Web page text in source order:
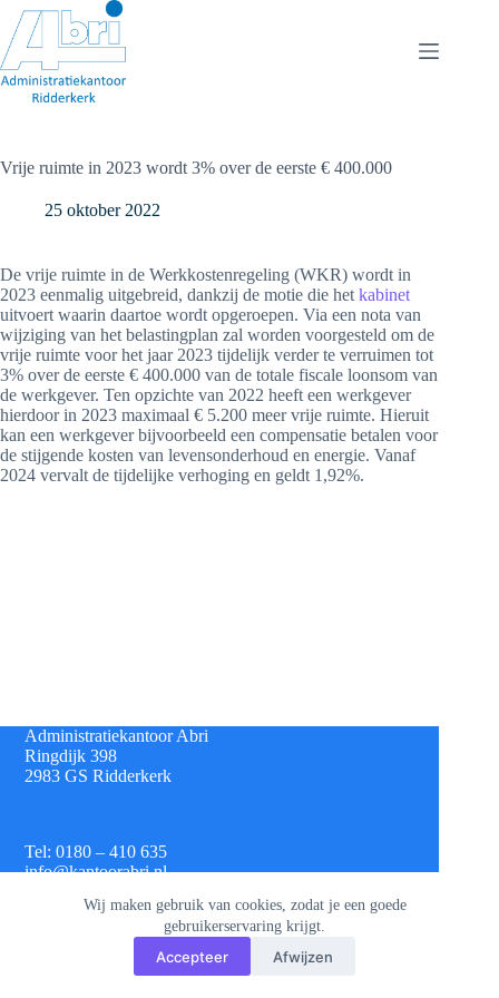
naar
de
inhoud
Wij maken gebruik van cookies, zodat je een goede
gebruikerservaring krijgt.
Accepteer Afwijzen
Vrije ruimte in 2023 wordt 3% over de eerste € 400.000
25 oktober 2022
De vrije ruimte in de Werkkostenregeling (WKR) wordt in
2023 eenmalig uitgebreid, dankzij de motie die het kabinet
uitvoert waarin daartoe wordt opgeroepen. Via een nota van
wijziging van het belastingplan zal worden voorgesteld om de
vrije ruimte voor het jaar 2023 tijdelijk verder te verruimen tot
3% over de eerste € 400.000 van de totale fiscale loonsom van
de werkgever. Ten opzichte van 2022 heeft een werkgever
hierdoor in 2023 maximaal € 5.200 meer vrije ruimte. Hieruit
kan een werkgever bijvoorbeeld een compensatie betalen voor
de stijgende kosten van levensonderhoud en energie. Vanaf
2024 vervalt de tijdelijke verhoging en geldt 1,92%.
Administratiekantoor Abri
Ringdijk 398
2983 GS Ridderkerk
Tel: 0180 – 410 635
info@kantoorabri.nl
IBAN: NL 08 INGB 0693 4313 42